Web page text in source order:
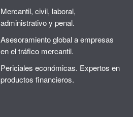
Mercantil, civil, laboral,
administrativo y penal.
Asesoramiento global a empresas
en el tráfico mercantil.
Periciales económicas. Expertos en
productos financieros.